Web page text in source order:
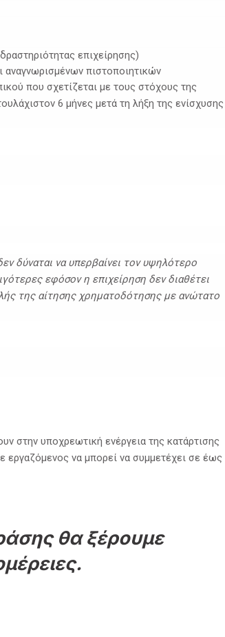
επιχείρησης)
πιστοποιητικών
που σχετίζεται με τους στόχους της
6 μήνες μετά τη λήξη της ενίσχυσης
δύναται να υπερβαίνει τον υψηλότερο
εφόσον η επιχείρηση δεν διαθέτει
της αίτησης χρηματοδότησης με ανώτατο
στην υποχρεωτική ενέργεια της κατάρτισης
εργαζόμενος να μπορεί να συμμετέχει σε έως
θα ξέρουμε